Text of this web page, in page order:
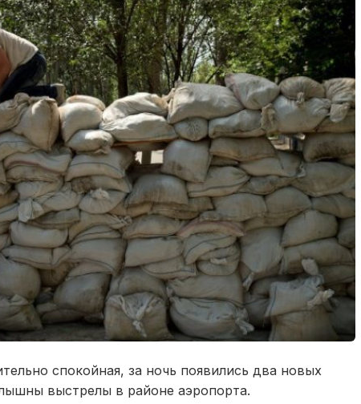
спокойная, за ночь появились два новых
выстрелы в районе аэропорта.